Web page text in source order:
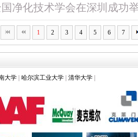
净化技术学会在深圳成功
1 2 3 4 5 6 7
大学 哈尔滨工业大学 清华大学